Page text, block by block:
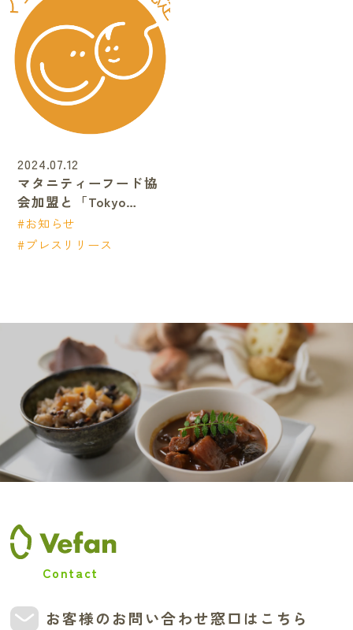
2024.07.12
マタニティーフード協
会加盟と「Tokyo
Family Marche」への
出品開始
お知らせ
プレスリリース
Contact
お客様のお問い合わせ窓口はこちら